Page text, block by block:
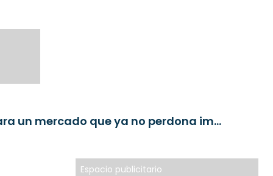
Renta fija sistemática: disciplina para un mercado que ya no perdona improvisaciones
Espacio publicitario